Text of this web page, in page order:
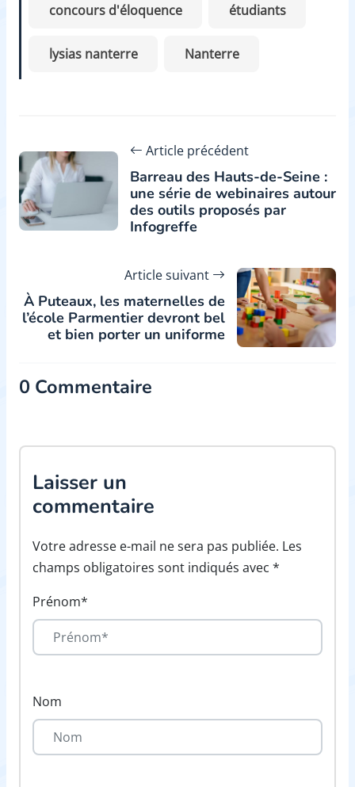
concours d'éloquence étudiants
lysias nanterre Nanterre
Article précédent
Barreau des Hauts-de-Seine :
une série de webinaires autour
des outils proposés par
Infogreffe
Article suivant
À Puteaux, les maternelles de
l’école Parmentier devront bel
et bien porter un uniforme
0 Commentaire
Laisser un
commentaire
Votre adresse e-mail ne sera pas publiée. Les
champs obligatoires sont indiqués avec *
Prénom*
Nom